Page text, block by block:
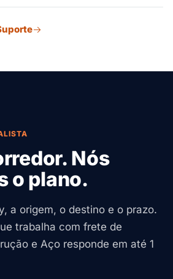
vistorias de rota, veículos de
com concessionárias de
cargas superdimensionadas.
os materiais estejam disponíveis
Nós
o plano.
a origem, o destino e o prazo.
trabalha com frete de
e Aço responde em até 1